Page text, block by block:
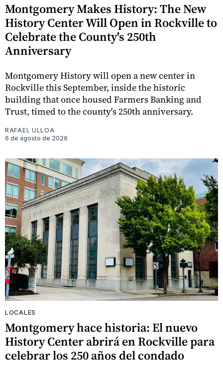
Montgomery Makes History: The New
History Center Will Open in Rockville to
Celebrate the County's 250th
Anniversary
Montgomery History will open a new center in
Rockville this September, inside the historic
building that once housed Farmers Banking and
Trust, timed to the county's 250th anniversary.
RAFAEL ULLOA
6 de agosto de 2026
LOCALES
Montgomery hace historia: El nuevo
History Center abrirá en Rockville para
celebrar los 250 años del condado